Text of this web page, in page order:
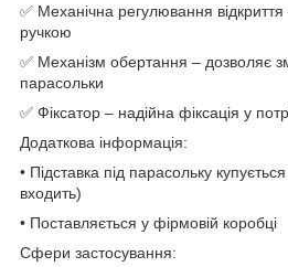
✅ Механічна регулювання
ручкою
✅ Механізм обертання – дозволяє
парасольки
✅ Фіксатор – надійна фіксація у
Додаткова інформація:
• Підставка під парасольку
входить)
• Поставляється у фірмовій коробці
Сфери застосування: